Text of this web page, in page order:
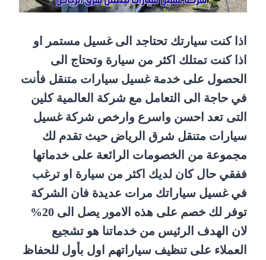
اذا كنت سيارتك تحتاجد الى غسيل مستمر او
اذا كنت تمتلك اكثر من سيارة وتحتاج الى
الحصول على خدمة غسيل سيارات متنقل فأنت
في حاجة الى التعامل مع شركة العالمية كلين
التى تعد احسن واسرع وارخص شركةغسيل
سيارات متنقل شرق الرياض حيث تقدم لك
مجموعة من الخصومات الرائعة على خدماتها
ففقي حال كان لديك اكثر من سيارة او ترغب
في غسيل سياراتك مرات عديدة فان الشركة
توفر لك خصم على هذه الامور يصل الى 20%
لان الهدف الرئيس من خدماتنا هو تشجيع
العملاء على تنظيف سياراتهم اول بأول للحفاظ